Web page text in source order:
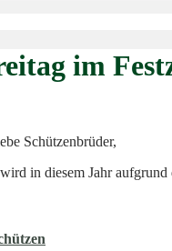
im
Schützenbrüder,
in diesem Jahr